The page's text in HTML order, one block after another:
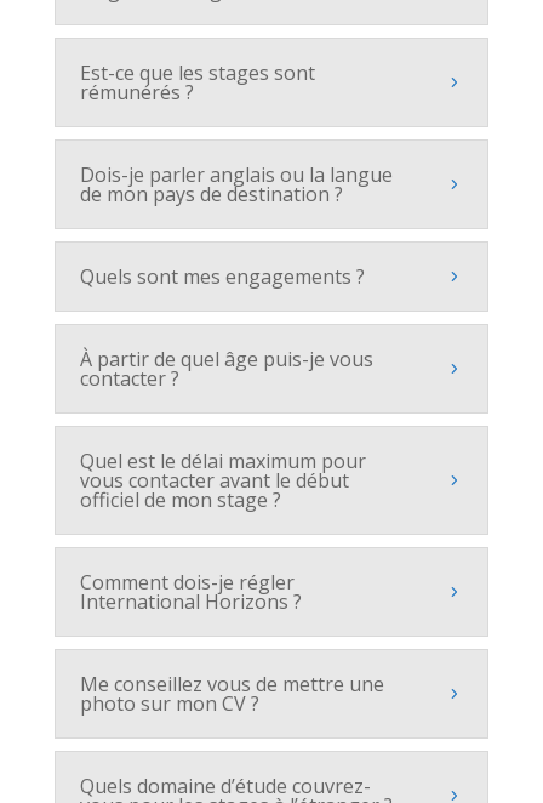
Est-ce que les stages sont
rémunérés ?
Dois-je parler anglais ou la langue
de mon pays de destination ?
Quels sont mes engagements ?
À partir de quel âge puis-je vous
contacter ?
Quel est le délai maximum pour
vous contacter avant le début
officiel de mon stage ?
Comment dois-je régler
International Horizons ?
Me conseillez vous de mettre une
photo sur mon CV ?
Quels domaine d’étude couvrez-